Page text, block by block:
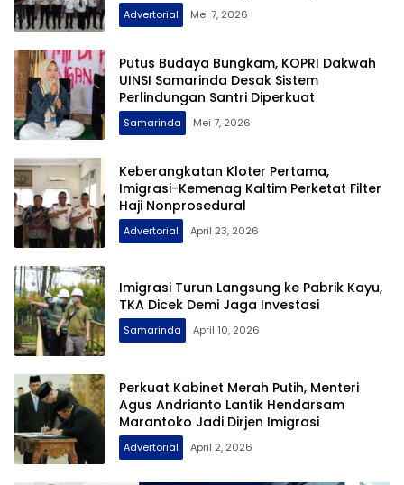
Advertorial Mei 7, 2026
Putus Budaya Bungkam, KOPRI Dakwah
UINSI Samarinda Desak Sistem
Perlindungan Santri Diperkuat
Samarinda Mei 7, 2026
Keberangkatan Kloter Pertama,
Imigrasi-Kemenag Kaltim Perketat Filter
Haji Nonprosedural
Advertorial April 23, 2026
Imigrasi Turun Langsung ke Pabrik Kayu,
TKA Dicek Demi Jaga Investasi
Samarinda April 10, 2026
Perkuat Kabinet Merah Putih, Menteri
Agus Andrianto Lantik Hendarsam
Marantoko Jadi Dirjen Imigrasi
Advertorial April 2, 2026